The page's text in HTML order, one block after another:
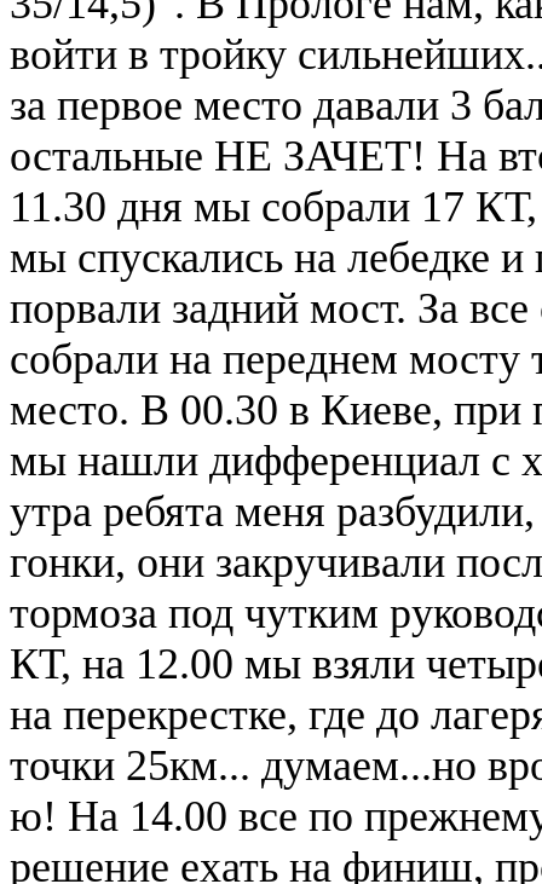
войти в тройку
за первое место давали 3
остальные НЕ ЗАЧЕТ! На
11.30 дня мы собрали 17
мы спускались на лебедке
порвали задний мост. За
собрали на переднем мосту
место. В 00.30 в Киеве,
мы нашли дифференциал с
утра ребята меня
гонки, они закручивали
тормоза под чутким
КТ, на 12.00 мы взяли
на перекрестке, где до
точки 25км... думаем...но
ю! На 14.00 все по
решение ехать на финиш,